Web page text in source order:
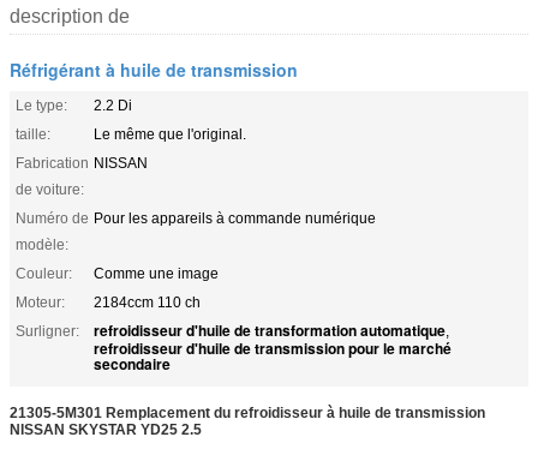
description de
Réfrigérant à huile de transmission
Le type:
2.2 Di
taille:
Le même que l'original.
Fabrication
de voiture:
NISSAN
Numéro de
modèle:
Pour les appareils à commande numérique
Couleur:
Comme une image
Moteur:
2184ccm 110 ch
Surligner:
refroidisseur d'huile de transformation automatique,
refroidisseur d'huile de transmission pour le marché
secondaire
21305-5M301 Remplacement du refroidisseur à huile de transmission
NISSAN SKYSTAR YD25 2.5